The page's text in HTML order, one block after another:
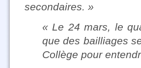
secondaires. »
« Le 24 mars, le
que des bailliages
Collège pour